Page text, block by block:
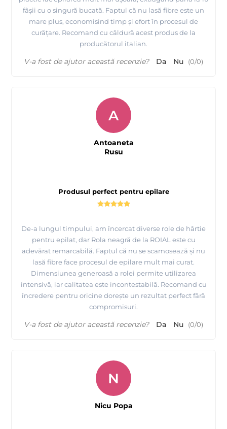
fâșii cu o singură bucată. Faptul că nu lasă fibre este un
mare plus, economisind timp și efort în procesul de
curățare. Recomand cu căldură acest produs de la
producătorul italian.
V-a fost de ajutor această recenzie? Da Nu (0/0)
Produsul perfect pentru epilare
De-a lungul timpului, am încercat diverse role de hârtie
pentru epilat, dar Rola neagră de la ROIAL este cu
adevărat remarcabilă. Faptul că nu se scamosează și nu
lasă fibre face procesul de epilare mult mai curat.
Dimensiunea generoasă a rolei permite utilizarea
intensivă, iar calitatea este incontestabilă. Recomand cu
încredere pentru oricine dorește un rezultat perfect fără
compromisuri.
A
Antoaneta
Rusu
V-a fost de ajutor această recenzie? Da Nu (0/0)
N
Nicu Popa